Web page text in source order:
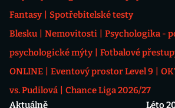
Fantasy
Spotřebitelské testy
Blesku
Nemovitosti
Psychologika -
psychologické mýty
Fotbalové
ONLINE
Eventový prostor Level 9
vs. Pudilová
Chance Liga 2026/27
Aktuálně
Léto